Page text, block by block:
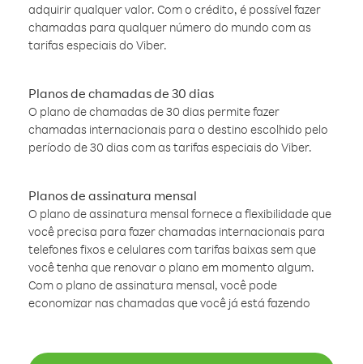
adquirir qualquer valor. Com o crédito, é possível fazer
chamadas para qualquer número do mundo com as
tarifas especiais do Viber.
Planos de chamadas de 30 dias
O plano de chamadas de 30 dias permite fazer
chamadas internacionais para o destino escolhido pelo
período de 30 dias com as tarifas especiais do Viber.
Planos de assinatura mensal
O plano de assinatura mensal fornece a flexibilidade que
você precisa para fazer chamadas internacionais para
telefones fixos e celulares com tarifas baixas sem que
você tenha que renovar o plano em momento algum.
Com o plano de assinatura mensal, você pode
economizar nas chamadas que você já está fazendo